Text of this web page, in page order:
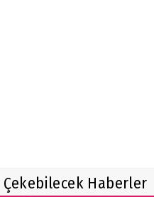
Çekebilecek Haberler